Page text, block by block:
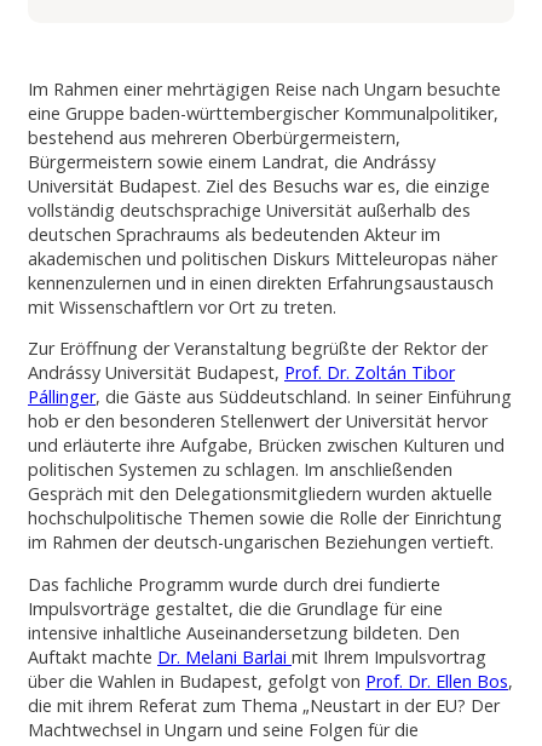
Im Rahmen einer mehrtägigen Reise nach Ungarn besuchte
eine Gruppe baden-württembergischer Kommunalpolitiker,
bestehend aus mehreren Oberbürgermeistern,
Bürgermeistern sowie einem Landrat, die Andrássy
Universität Budapest. Ziel des Besuchs war es, die einzige
vollständig deutschsprachige Universität außerhalb des
deutschen Sprachraums als bedeutenden Akteur im
akademischen und politischen Diskurs Mitteleuropas näher
kennenzulernen und in einen direkten Erfahrungsaustausch
mit Wissenschaftlern vor Ort zu treten.
Zur Eröffnung der Veranstaltung begrüßte der Rektor der
Andrássy Universität Budapest, Prof. Dr. Zoltán Tibor
Pállinger, die Gäste aus Süddeutschland. In seiner Einführung
hob er den besonderen Stellenwert der Universität hervor
und erläuterte ihre Aufgabe, Brücken zwischen Kulturen und
politischen Systemen zu schlagen. Im anschließenden
Gespräch mit den Delegationsmitgliedern wurden aktuelle
hochschulpolitische Themen sowie die Rolle der Einrichtung
im Rahmen der deutsch-ungarischen Beziehungen vertieft.
Das fachliche Programm wurde durch drei fundierte
Impulsvorträge gestaltet, die die Grundlage für eine
intensive inhaltliche Auseinandersetzung bildeten. Den
Auftakt machte Dr. Melani Barlai mit Ihrem Impulsvortrag
über die Wahlen in Budapest, gefolgt von Prof. Dr. Ellen Bos,
die mit ihrem Referat zum Thema „Neustart in der EU? Der
Machtwechsel in Ungarn und seine Folgen für die